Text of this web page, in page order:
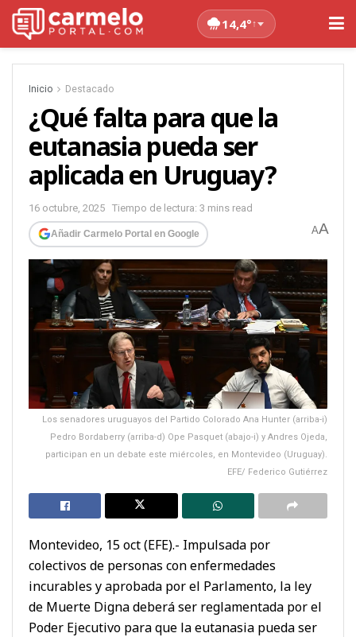
14,4°↑
Inicio Destacado
¿Qué falta para que la
eutanasia pueda ser
aplicada en Uruguay?
16 octubre, 2025 Tiempo de lectura: 3 mins read
Añadir Carmelo Portal en Google AA
Los senadores uruguayos del Partido Colorado Ana Hunter (arriba-i)
Pedro Bordaberry (arriba-d) Ope Pasquet (abajo-i) y Andres Ojeda,
participan en un debate este miércoles, en Montevideo (Uruguay).
EFE/ Federico Gutiérrez
Montevideo, 15 oct (EFE).- Impulsada por
colectivos de personas con enfermedades
incurables y aprobada por el Parlamento, la ley
de Muerte Digna deberá ser reglamentada por el
Poder Ejecutivo para que la eutanasia pueda ser